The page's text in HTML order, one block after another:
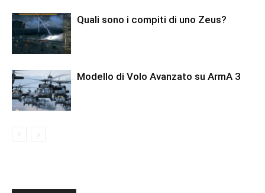
Quali sono i compiti di uno Zeus?
Modello di Volo Avanzato su ArmA 3